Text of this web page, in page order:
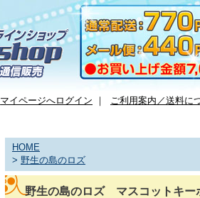
マイページへログイン ｜ ご利用案内／送料に
HOME
> 野生の島のロズ
野生の島のロズ マスコットキー